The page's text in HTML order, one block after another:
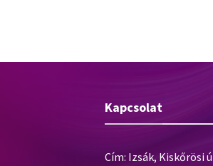
Kapcsolat
Cím: Izsák, Kiskőrösi